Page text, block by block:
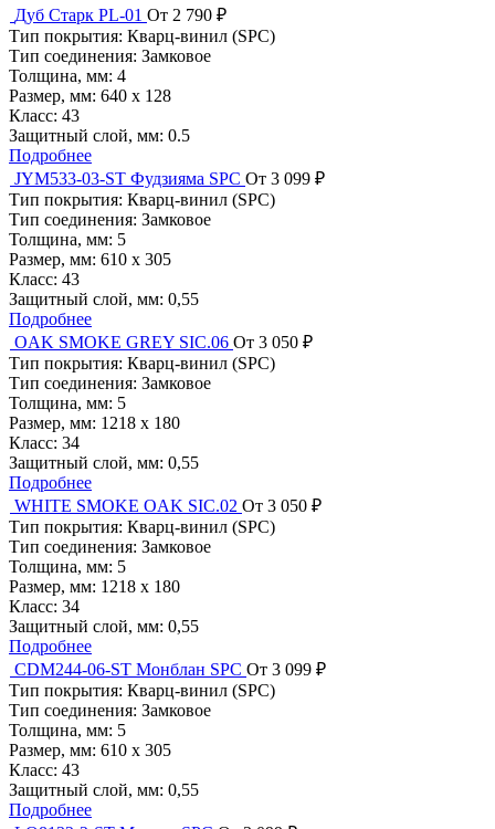
Дуб Старк PL-01 От 2 790 ₽
Тип покрытия: Кварц-винил (SPC)
Тип соединения: Замковое
Толщина, мм: 4
Размер, мм: 640 х 128
Класс: 43
Защитный слой, мм: 0.5
Подробнее
JYM533-03-ST Фудзияма SPC От 3 099 ₽
Тип покрытия: Кварц-винил (SPC)
Тип соединения: Замковое
Толщина, мм: 5
Размер, мм: 610 х 305
Класс: 43
Защитный слой, мм: 0,55
Подробнее
OAK SMOKE GREY SIC.06 От 3 050 ₽
Тип покрытия: Кварц-винил (SPC)
Тип соединения: Замковое
Толщина, мм: 5
Размер, мм: 1218 x 180
Класс: 34
Защитный слой, мм: 0,55
Подробнее
WHITE SMOKE OAK SIC.02 От 3 050 ₽
Тип покрытия: Кварц-винил (SPC)
Тип соединения: Замковое
Толщина, мм: 5
Размер, мм: 1218 x 180
Класс: 34
Защитный слой, мм: 0,55
Подробнее
CDM244-06-ST Монблан SPC От 3 099 ₽
Тип покрытия: Кварц-винил (SPC)
Тип соединения: Замковое
Толщина, мм: 5
Размер, мм: 610 х 305
Класс: 43
Защитный слой, мм: 0,55
Подробнее